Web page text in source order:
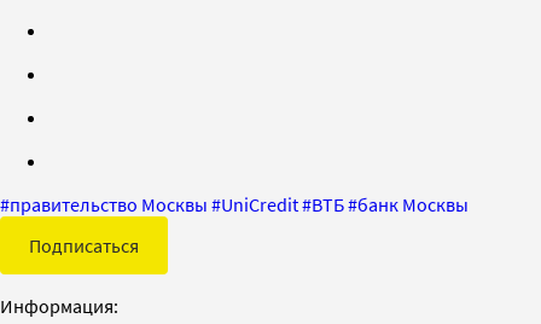
#правительство Москвы #UniCredit#ВТБ#банк Москвы
Подписаться
Информация: